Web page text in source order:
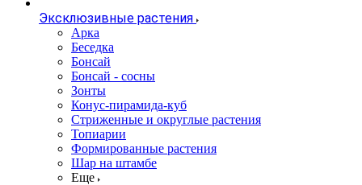
Эксклюзивные растения
Арка
Беседка
Бонсай
Бонсай - сосны
Зонты
Конус-пирамида-куб
Стриженные и округлые растения
Топиарии
Формированные растения
Шар на штамбе
Еще